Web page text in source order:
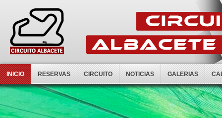
INICIO RESERVAS CIRCUITO NOTICIAS GALERIAS